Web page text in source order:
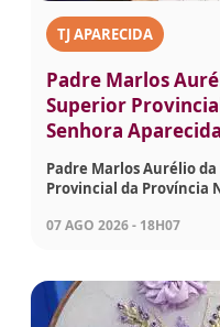
TJ APARECIDA
Padre Marlos
Superior
Senhora Aparecida
Padre Marlos Aurélio
Provincial da Província
07 AGO 2026 - 18H07